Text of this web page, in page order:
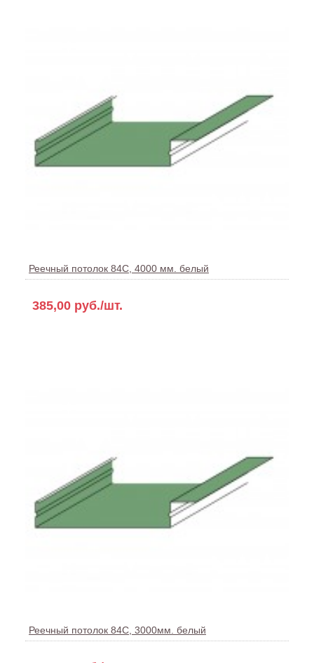
Реечный потолок 84С, 4000 мм. белый
385,00 руб./шт.
Реечный потолок 84С, 3000мм. белый